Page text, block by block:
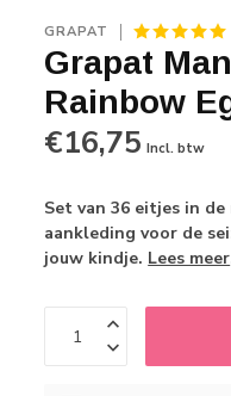
GRAPAT
Grapat
Rainbow
€16,75 Incl. btw
Set van 36 eitjes in
aankleding voor de
jouw kindje. Lees meer